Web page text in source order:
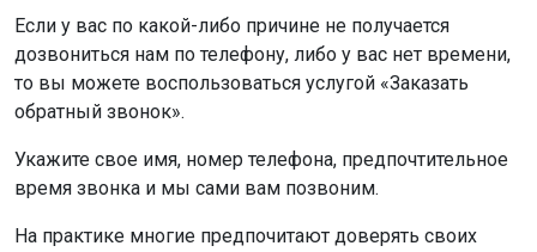
Если у вас по какой-либо причине не получается
дозвониться нам по телефону, либо у вас нет времени,
то вы можете воспользоваться услугой «Заказать
обратный звонок».
Укажите свое имя, номер телефона, предпочтительное
время звонка и мы сами вам позвоним.
На практике многие предпочитают доверять своих